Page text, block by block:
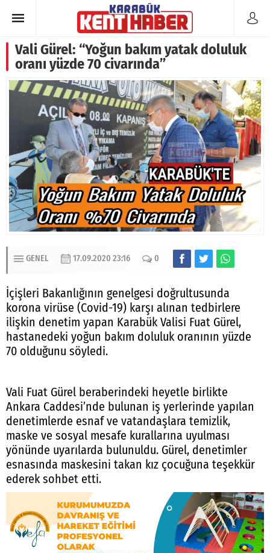
Vali Gürel: “Yoğun bakım yatak doluluk
oranı yüzde 70 civarında”
GENEL 17.09.2020 23:16 0
İçişleri Bakanlığının genelgesi doğrultusunda
korona virüse (Covid-19) karşı alınan tedbirlere
ilişkin denetim yapan Karabük Valisi Fuat Gürel,
hastanedeki yoğun bakım doluluk oranının yüzde
70 olduğunu söyledi.
Vali Fuat Gürel beraberindeki heyetle birlikte
Ankara Caddesi’nde bulunan iş yerlerinde yapılan
denetimlerde esnaf ve vatandaşlara temizlik,
maske ve sosyal mesafe kurallarına uyulması
yönünde uyarılarda bulunuldu. Gürel, denetimler
esnasında maskesini takan kız çocuğuna teşekkür
ederek sohbet etti.